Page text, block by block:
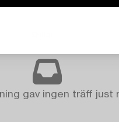
gav ingen träff just